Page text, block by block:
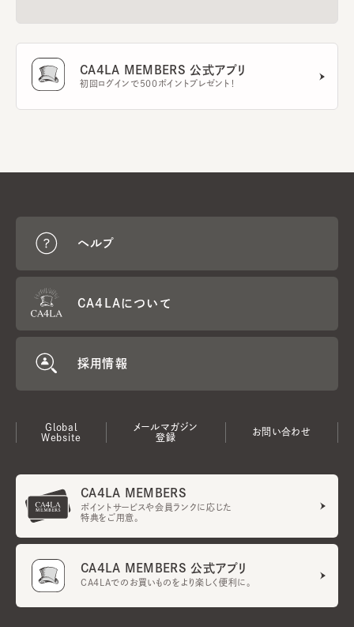
CA4LA MEMBERS 公式アプリ
初回ログインで500ポイントプレゼント！
ヘルプ
CA4LAについて
採用情報
Global
Website
メールマガジン
登録
お問い合わせ
CA4LA MEMBERS
ポイントサービスや会員ランクに応じた
特典をご用意。
CA4LA MEMBERS 公式アプリ
CA4LAでのお買いものをより楽しく便利に。